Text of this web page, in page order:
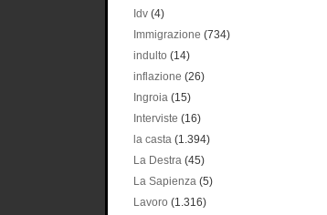
Idv (4)
Immigrazione (734)
indulto (14)
inflazione (26)
Ingroia (15)
Interviste (16)
la casta (1.394)
La Destra (45)
La Sapienza (5)
Lavoro (1.316)